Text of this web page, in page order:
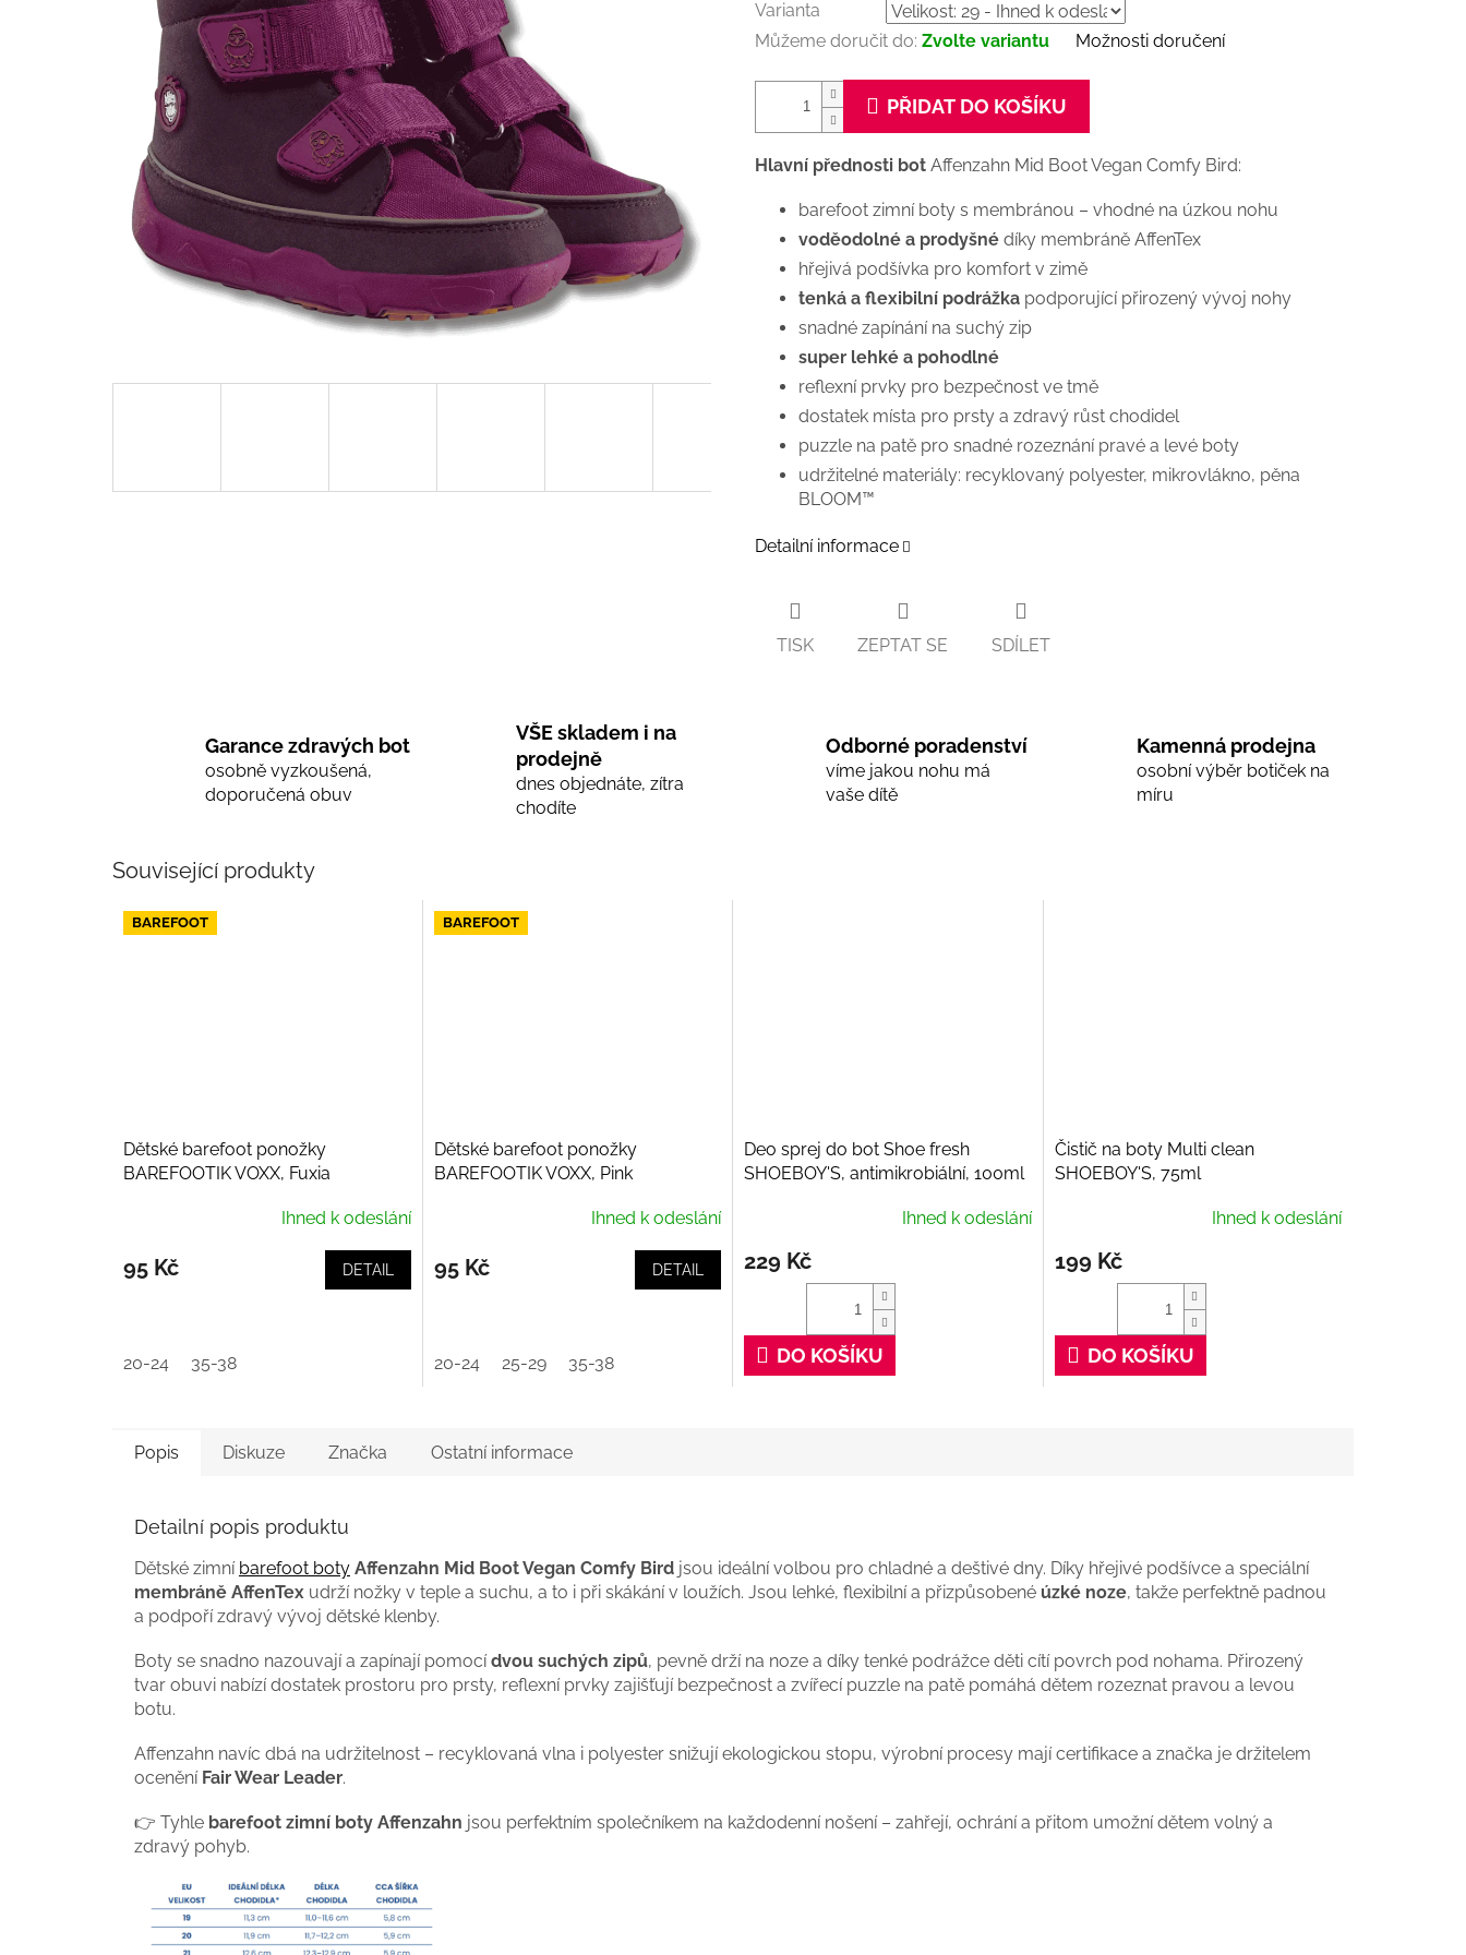
Varianta
Můžeme doručit do: Zvolte variantu Možnosti doručení
PŘIDAT DO KOŠÍKU
Hlavní přednosti bot Affenzahn Mid Boot Vegan Comfy Bird:
barefoot zimní boty s membránou – vhodné na úzkou nohu
voděodolné a prodyšné díky membráně AffenTex
hřejivá podšívka pro komfort v zimě
tenká a flexibilní podrážka podporující přirozený vývoj nohy
snadné zapínání na suchý zip
super lehké a pohodlné
reflexní prvky pro bezpečnost ve tmě
dostatek místa pro prsty a zdravý růst chodidel
puzzle na patě pro snadné rozeznání pravé a levé boty
udržitelné materiály: recyklovaný polyester, mikrovlákno, pěna
BLOOM™
Detailní informace
TISK ZEPTAT SE SDÍLET
Garance zdravých bot
osobně vyzkoušená,
doporučená obuv
VŠE skladem i na
prodejně
dnes objednáte, zítra
chodíte
Odborné poradenství
víme jakou nohu má
vaše dítě
Kamenná prodejna
osobní výběr botiček na
míru
Související produkty
BAREFOOT
Dětské barefoot ponožky
BAREFOOTIK VOXX, Fuxia
Ihned k odeslání
95 Kč DETAIL
20-24 35-38
BAREFOOT
Dětské barefoot ponožky
BAREFOOTIK VOXX, Pink
Ihned k odeslání
95 Kč DETAIL
20-24 25-29 35-38
Deo sprej do bot Shoe fresh
SHOEBOY'S, antimikrobiální, 100ml
Ihned k odeslání
229 Kč
DO KOŠÍKU
Čistič na boty Multi clean
SHOEBOY'S, 75ml
Ihned k odeslání
199 Kč
DO KOŠÍKU
Popis Diskuze Značka Ostatní informace
Detailní popis produktu
Dětské zimní barefoot boty Affenzahn Mid Boot Vegan Comfy Bird jsou ideální volbou pro chladné a deštivé dny. Díky hřejivé podšívce a speciální
membráně AffenTex udrží nožky v teple a suchu, a to i při skákání v loužích. Jsou lehké, flexibilní a přizpůsobené úzké noze, takže perfektně padnou
a podpoří zdravý vývoj dětské klenby.
Boty se snadno nazouvají a zapínají pomocídvou suchých zipů, pevně drží na noze a díky tenké podrážce děti cítí povrch pod nohama. Přirozený
tvar obuvi nabízí dostatek prostoru pro prsty, reflexní prvky zajišťují bezpečnost a zvířecí puzzle na patě pomáhá dětem rozeznat pravou a levou
botu.
Affenzahn navíc dbá na udržitelnost – recyklovaná vlna i polyester snižují ekologickou stopu, výrobní procesy mají certifikace a značka je držitelem
ocenění Fair Wear Leader.
👉 Tyhle barefoot zimní boty Affenzahn jsou perfektním společníkem na každodenní nošení – zahřejí, ochrání a přitom umožní dětem volný a
zdravý pohyb.